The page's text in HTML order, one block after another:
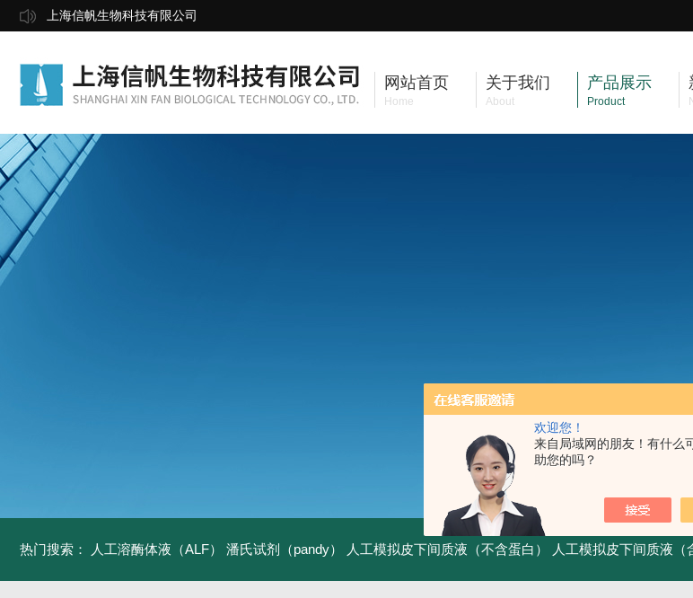
欢迎您！
来自局域网的朋友！有什么
助您的吗？
上海信帆生物科技有限公司
网站首页
Home
关于我们
About
产品展示
Product
热门搜索： 人工溶酶体液（ALF） 潘氏试剂（pandy） 人工模拟皮下间质液（不含蛋白） 人工模拟皮下间质液（